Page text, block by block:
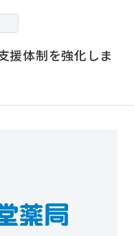
援体制を強化しま